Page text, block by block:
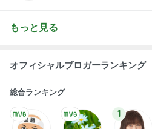
もっと見る
オフィシャルブロガーランキング
総合ランキング
1